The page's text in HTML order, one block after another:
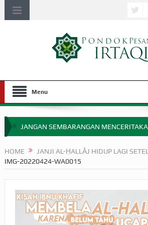
Menu
JANGAN SEMBARANGAN
MIMPI YANG DIABAIKAN MENJELANG
SEBELUM TIBA SAAT WAJIB?
HAKIKAT NIKMAT DI DUNIA!
HOME
JANJI AL-ḤALLĀJ HIDUP LAGI
IMG-20220424-WA0015